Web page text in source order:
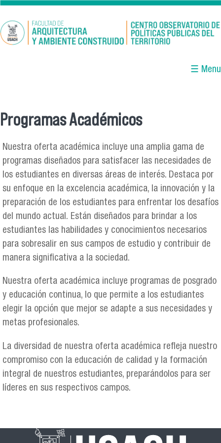
Pasar al contenido principal
☰ Menu
Se encuentra usted aquí
Programas Académicos
Nuestra oferta académica incluye una amplia gama de
programas diseñados para satisfacer las necesidades de
los estudiantes en diversas áreas de interés. Destaca por
su enfoque en la excelencia académica, la innovación y la
preparación de los estudiantes para enfrentar los desafíos
del mundo actual. Están diseñados para brindar a los
estudiantes las habilidades y conocimientos necesarios
para sobresalir en sus campos de estudio y contribuir de
manera significativa a la sociedad.
Nuestra oferta académica incluye programas de posgrado
y educación continua, lo que permite a los estudiantes
elegir la opción que mejor se adapte a sus necesidades y
metas profesionales.
La diversidad de nuestra oferta académica refleja nuestro
compromiso con la educación de calidad y la formación
integral de nuestros estudiantes, preparándolos para ser
líderes en sus respectivos campos.